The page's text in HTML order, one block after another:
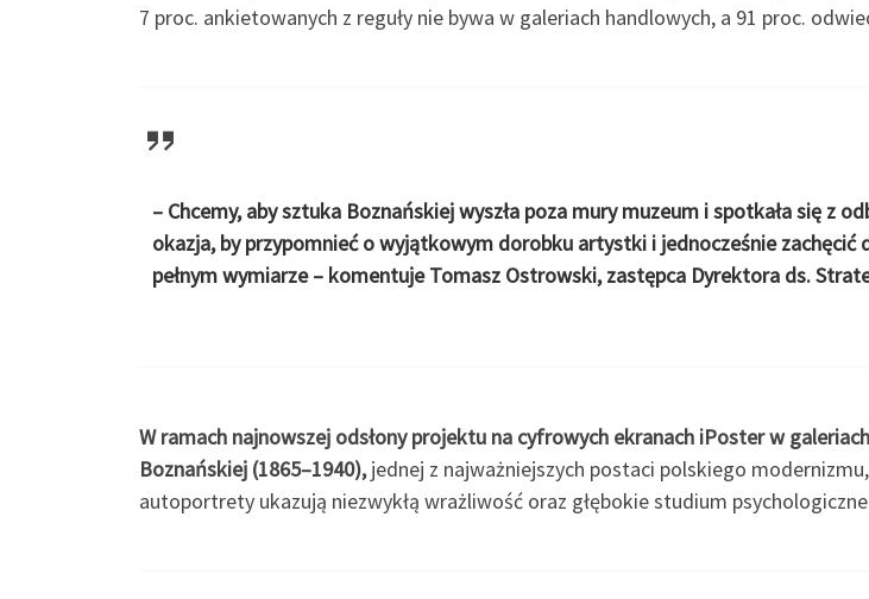
7 proc. ankietowanych z reguły nie bywa w galeriach handlowych, a 91 proc.
– Chcemy, aby sztuka Boznańskiej wyszła poza mury muzeum i spotkała się z
okazja, by przypomnieć o wyjątkowym dorobku artystki i jednocześnie zachęcić
pełnym wymiarze – komentujeTomasz Ostrowski, zastępca Dyrektora ds.
W ramach najnowszej odsłony projektu na cyfrowych ekranach iPoster w
Boznańskiej (1865–1940),jednej z najważniejszych postaci polskiego
autoportrety ukazują niezwykłą wrażliwość oraz głębokie studium